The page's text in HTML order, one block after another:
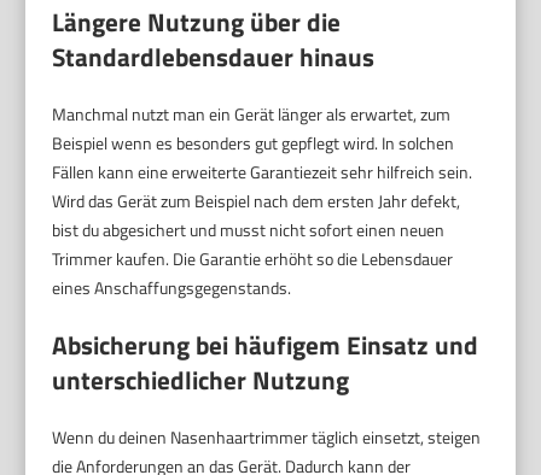
Längere Nutzung über die
Standardlebensdauer hinaus
Manchmal nutzt man ein Gerät länger als erwartet, zum
Beispiel wenn es besonders gut gepflegt wird. In solchen
Fällen kann eine erweiterte Garantiezeit sehr hilfreich sein.
Wird das Gerät zum Beispiel nach dem ersten Jahr defekt,
bist du abgesichert und musst nicht sofort einen neuen
Trimmer kaufen. Die Garantie erhöht so die Lebensdauer
eines Anschaffungsgegenstands.
Absicherung bei häufigem Einsatz und
unterschiedlicher Nutzung
Wenn du deinen Nasenhaartrimmer täglich einsetzt, steigen
die Anforderungen an das Gerät. Dadurch kann der